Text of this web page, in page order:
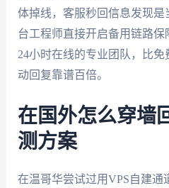
体掉线，客服秒回信息发现
台工程师直接开启备用链路
24小时在线的专业团队，比
动回复靠谱百倍。
在国外怎么穿墙
测方案
在温哥华尝试过用VPS自建通